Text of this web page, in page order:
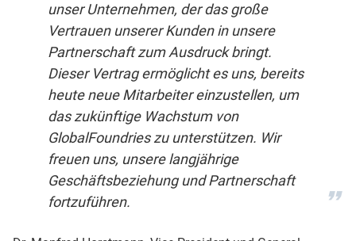
unser Unternehmen, der das große
Vertrauen unserer Kunden in unsere
Partnerschaft zum Ausdruck bringt.
Dieser Vertrag ermöglicht es uns, bereits
heute neue Mitarbeiter einzustellen, um
das zukünftige Wachstum von
GlobalFoundries zu unterstützen. Wir
freuen uns, unsere langjährige
Geschäftsbeziehung und Partnerschaft
fortzuführen.